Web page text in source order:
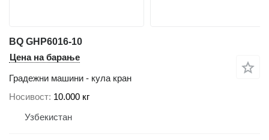
BQ GHP6016-10
Цена на барање
Градежни машини - кула кран
Носивост 10.000 кг
Узбекистан